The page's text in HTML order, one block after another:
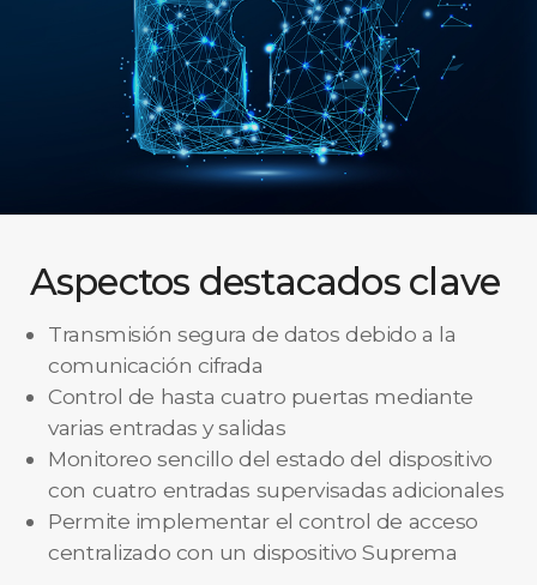
Aspectos destacados clave
Transmisión segura de datos debido a la
comunicación cifrada
Control de hasta cuatro puertas mediante
varias entradas y salidas
Monitoreo sencillo del estado del dispositivo
con cuatro entradas supervisadas adicionales
Permite implementar el control de acceso
centralizado con un dispositivo Suprema